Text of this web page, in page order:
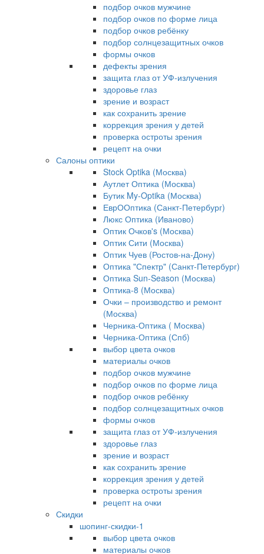
подбор очков мужчине
подбор очков по форме лица
подбор очков ребёнку
подбор солнцезащитных очков
формы очков
дефекты зрения
защита глаз от УФ-излучения
здоровье глаз
зрение и возраст
как сохранить зрение
коррекция зрения у детей
проверка остроты зрения
рецепт на очки
Салоны оптики
Stock Optika (Москва)
Аутлет Оптика (Москва)
Бутик My-Optika (Москва)
ЕврООптика (Санкт-Петербург)
Люкс Оптика (Иваново)
Оптик Очков's (Москва)
Оптик Сити (Москва)
Оптик Чуев (Ростов-на-Дону)
Оптика "Спектр" (Санкт-Петербург)
Оптика Sun-Season (Москва)
Оптика-8 (Москва)
Очки – производство и ремонт
(Москва)
Черника-Оптика ( Москва)
Черника-Оптика (Спб)
выбор цвета очков
материалы очков
подбор очков мужчине
подбор очков по форме лица
подбор очков ребёнку
подбор солнцезащитных очков
формы очков
защита глаз от УФ-излучения
здоровье глаз
зрение и возраст
как сохранить зрение
коррекция зрения у детей
проверка остроты зрения
рецепт на очки
Скидки
шопинг-скидки-1
выбор цвета очков
материалы очков